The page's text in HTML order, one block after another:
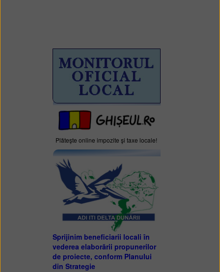
Plăteşte online impozite şi taxe locale!
Sprijinim beneficiarii locali în
vederea elaborării propunerilor
de proiecte, conform Planului
din Strategie